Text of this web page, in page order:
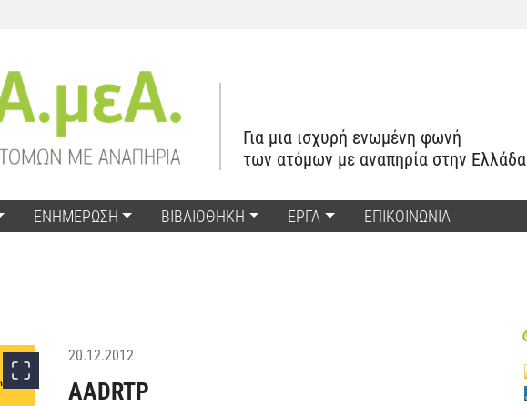
Για μια ισχυρή ενωμένη φωνή
των ατόμων με αναπηρία στην Ελλάδα
ΕΝΗΜΕΡΩΣΗ ΒΙΒΛΙΟΘΗΚΗ ΕΡΓΑ ΕΠΙΚΟΙΝΩΝΙΑ
20.12.2012
AADRTP